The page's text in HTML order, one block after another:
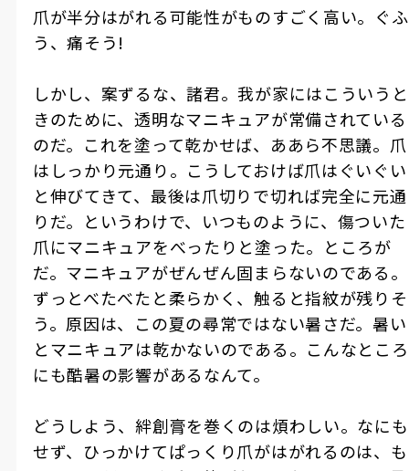
爪が半分はがれる可能性がものすごく高い。ぐふ
う、痛そう!
しかし、案ずるな、諸君。我が家にはこういうと
きのために、透明なマニキュアが常備されている
のだ。これを塗って乾かせば、ああら不思議。爪
はしっかり元通り。こうしておけば爪はぐいぐい
と伸びてきて、最後は爪切りで切れば完全に元通
りだ。というわけで、いつものように、傷ついた
爪にマニキュアをべったりと塗った。ところが
だ。マニキュアがぜんぜん固まらないのである。
ずっとべたべたと柔らかく、触ると指紋が残りそ
う。原因は、この夏の尋常ではない暑さだ。暑い
とマニキュアは乾かないのである。こんなところ
にも酷暑の影響があるなんて。
どうしよう、絆創膏を巻くのは煩わしい。なにも
せず、ひっかけてぱっくり爪がはがれるのは、も